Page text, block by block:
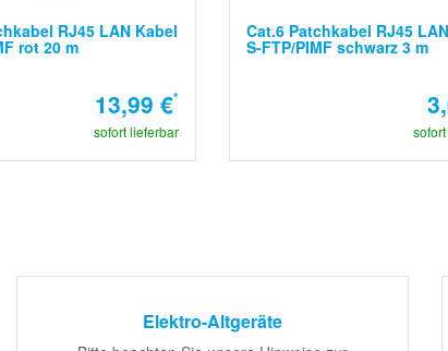
RJ45 LAN Kabel
rot 20 m
13,99 €*
sofort lieferbar
Cat.6 Patchkabel RJ45
S-FTP/PIMF schwarz 3 m
Elektro-Altgeräte